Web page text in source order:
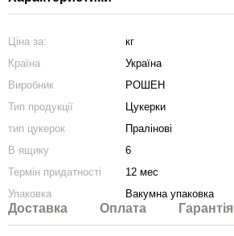
Ціна за:
кг
Країна
Україна
Виробник
РОШЕН
Тип продукції
Цукерки
тип цукерок
Пралінові
В ящику
6
Термін придатності
12 мес
Упаковка
Вакумна упаковка
Доставка Оплата Гарантія